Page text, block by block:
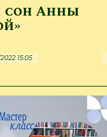
сон Анны
15:05